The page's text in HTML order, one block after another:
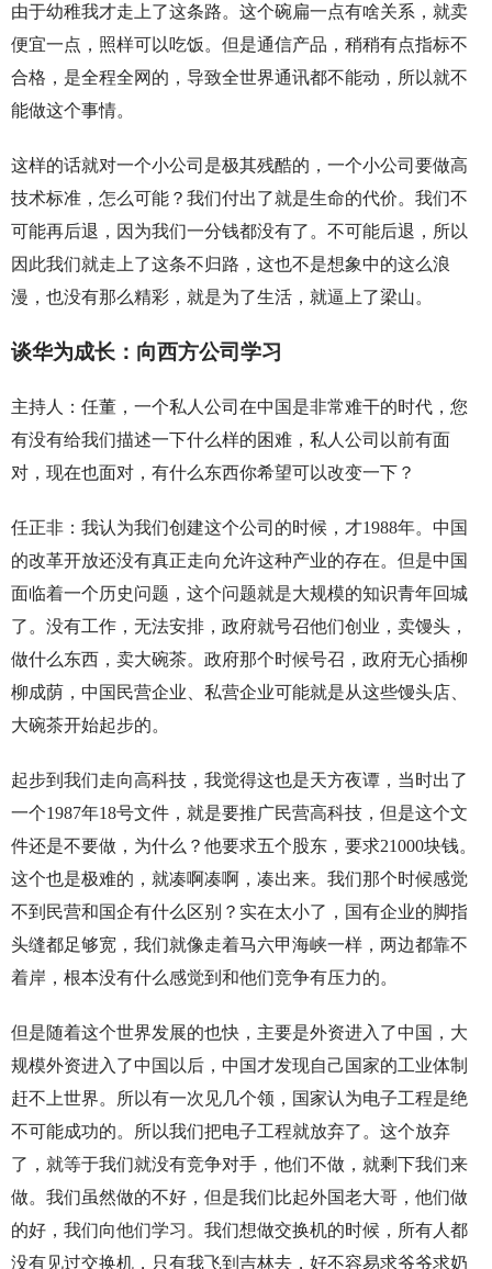
由于幼稚我才走上了这条路。这个碗扁一点有啥关系，就卖
便宜一点，照样可以吃饭。但是通信产品，稍稍有点指标不
合格，是全程全网的，导致全世界通讯都不能动，所以就不
能做这个事情。
这样的话就对一个小公司是极其残酷的，一个小公司要做高
技术标准，怎么可能？我们付出了就是生命的代价。我们不
可能再后退，因为我们一分钱都没有了。不可能后退，所以
因此我们就走上了这条不归路，这也不是想象中的这么浪
漫，也没有那么精彩，就是为了生活，就逼上了梁山。
谈华为成长：向西方公司学习
主持人：任董，一个私人公司在中国是非常难干的时代，您
有没有给我们描述一下什么样的困难，私人公司以前有面
对，现在也面对，有什么东西你希望可以改变一下？
任正非：我认为我们创建这个公司的时候，才1988年。中国
的改革开放还没有真正走向允许这种产业的存在。但是中国
面临着一个历史问题，这个问题就是大规模的知识青年回城
了。没有工作，无法安排，政府就号召他们创业，卖馒头，
做什么东西，卖大碗茶。政府那个时候号召，政府无心插柳
柳成荫，中国民营企业、私营企业可能就是从这些馒头店、
大碗茶开始起步的。
起步到我们走向高科技，我觉得这也是天方夜谭，当时出了
一个1987年18号文件，就是要推广民营高科技，但是这个文
件还是不要做，为什么？他要求五个股东，要求21000块钱。
这个也是极难的，就凑啊凑啊，凑出来。我们那个时候感觉
不到民营和国企有什么区别？实在太小了，国有企业的脚指
头缝都足够宽，我们就像走着马六甲海峡一样，两边都靠不
着岸，根本没有什么感觉到和他们竞争有压力的。
但是随着这个世界发展的也快，主要是外资进入了中国，大
规模外资进入了中国以后，中国才发现自己国家的工业体制
赶不上世界。所以有一次见几个领，国家认为电子工程是绝
不可能成功的。所以我们把电子工程就放弃了。这个放弃
了，就等于我们就没有竞争对手，他们不做，就剩下我们来
做。我们虽然做的不好，但是我们比起外国老大哥，他们做
的好，我们向他们学习。我们想做交换机的时候，所有人都
没有见过交换机，只有我飞到吉林去，好不容易求爷爷求奶